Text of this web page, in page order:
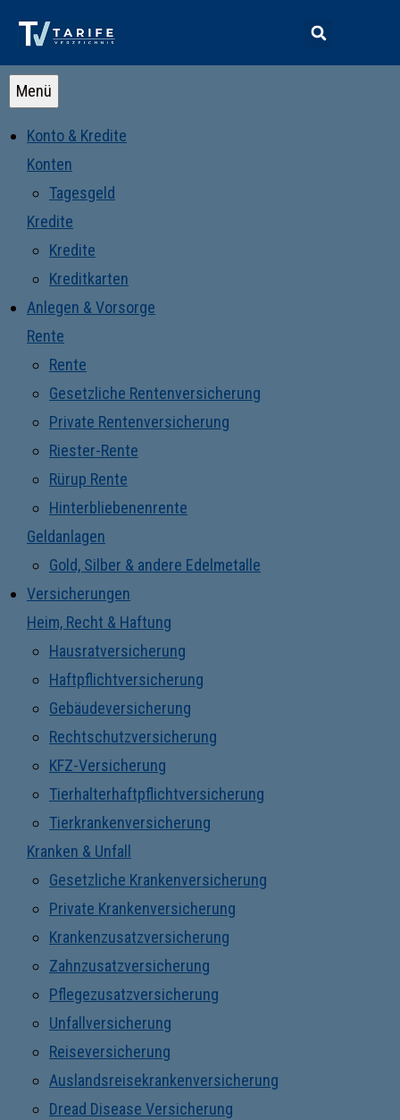
Menü
Konto & Kredite
Konten
Tagesgeld
Kredite
Kredite
Kreditkarten
Anlegen & Vorsorge
Rente
Rente
Gesetzliche Rentenversicherung
Private Rentenversicherung
Riester-Rente
Rürup Rente
Hinterbliebenenrente
Geldanlagen
Gold, Silber & andere Edelmetalle
Versicherungen
Heim, Recht & Haftung
Hausratversicherung
Haftpflichtversicherung
Gebäudeversicherung
Rechtschutzversicherung
KFZ-Versicherung
Tierhalterhaftpflichtversicherung
Tierkrankenversicherung
Kranken & Unfall
Gesetzliche Krankenversicherung
Private Krankenversicherung
Krankenzusatzversicherung
Zahnzusatzversicherung
Pflegezusatzversicherung
Unfallversicherung
Reiseversicherung
Auslandsreisekrankenversicherung
Dread Disease Versicherung